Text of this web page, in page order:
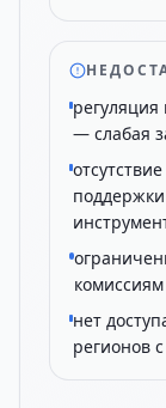
— слабая
нет
регионов